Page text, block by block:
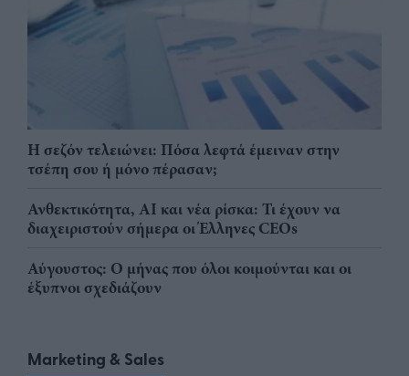
Η σεζόν τελειώνει: Πόσα λεφτά έμειναν στην
τσέπη σου ή μόνο πέρασαν;
Ανθεκτικότητα, AI και νέα ρίσκα: Τι έχουν να
διαχειριστούν σήμερα οι Έλληνες CEOs
Αύγουστος: Ο μήνας που όλοι κοιμούνται και οι
έξυπνοι σχεδιάζουν
Marketing & Sales